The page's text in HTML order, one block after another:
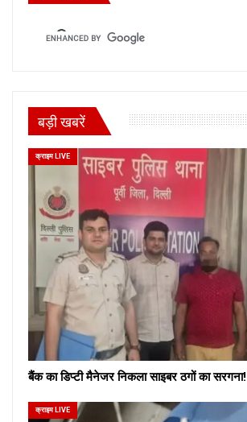
बड़ी खबरें
क्राइम LIVE
बैंक का डिप्टी मैनेजर निकला साइबर ठगों का सरगना!
क्राइम LIVE